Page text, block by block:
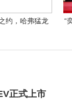
约，哈弗猛龙
“
正式上市